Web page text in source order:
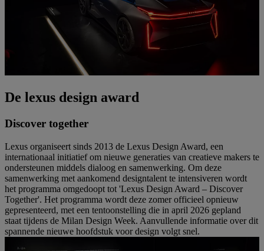
De lexus design award
Discover together
Lexus organiseert sinds 2013 de Lexus Design Award, een
internationaal initiatief om nieuwe generaties van creatieve makers te
ondersteunen middels dialoog en samenwerking. Om deze
samenwerking met aankomend designtalent te intensiveren wordt
het programma omgedoopt tot 'Lexus Design Award – Discover
Together'. Het programma wordt deze zomer officieel opnieuw
gepresenteerd, met een tentoonstelling die in april 2026 gepland
staat tijdens de Milan Design Week. Aanvullende informatie over dit
spannende nieuwe hoofdstuk voor design volgt snel.